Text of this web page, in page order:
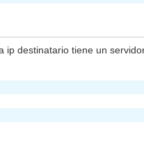
destinatario tiene un